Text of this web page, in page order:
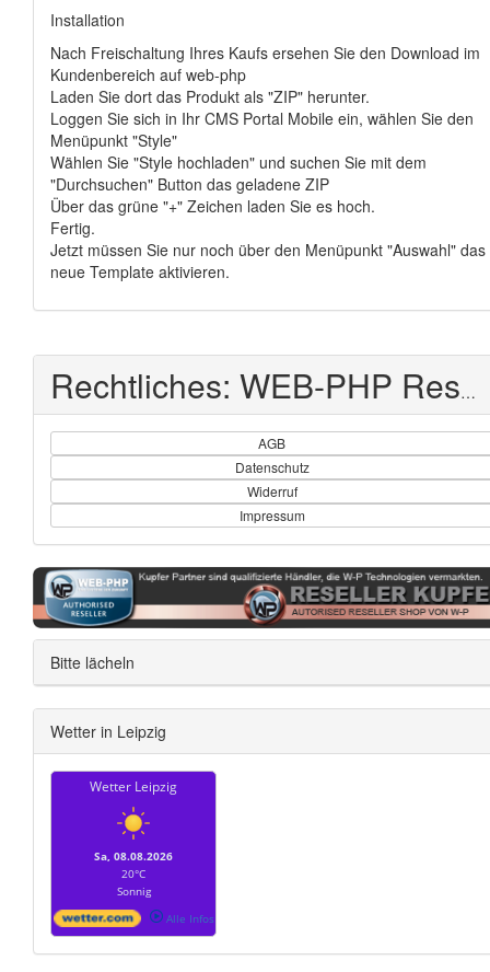
Installation
Nach Freischaltung Ihres Kaufs ersehen Sie den Download im
Kundenbereich auf web-php
Laden Sie dort das Produkt als "ZIP" herunter.
Loggen Sie sich in Ihr CMS Portal Mobile ein, wählen Sie den
Menüpunkt "Style"
Wählen Sie "Style hochladen" und suchen Sie mit dem
"Durchsuchen" Button das geladene ZIP
Über das grüne "+" Zeichen laden Sie es hoch.
Fertig.
Jetzt müssen Sie nur noch über den Menüpunkt "Auswahl" das
neue Template aktivieren.
Rechtliches: WEB-PHP Reseller Shop
AGB
Datenschutz
Widerruf
Impressum
Bitte lächeln
Wetter in Leipzig
Wetter Leipzig
Sa, 08.08.2026
20°C
Sonnig
Alle Infos